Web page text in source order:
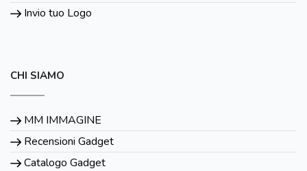
Invio tuo Logo
CHI SIAMO
MM IMMAGINE
Recensioni Gadget
Catalogo Gadget